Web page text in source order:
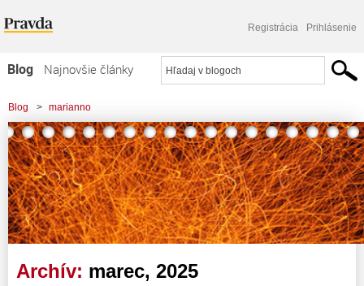
Registrácia Prihlásenie
Blog
Najnovšie články
Najčítanejšie články
Najkomentovanejšie články
Zoznam blogov
Komerčné blogy
Blog > marianno
> Tomáš Forró – nepchaj mi tie magoriny do poštovej schránky
Archív: marec, 2025